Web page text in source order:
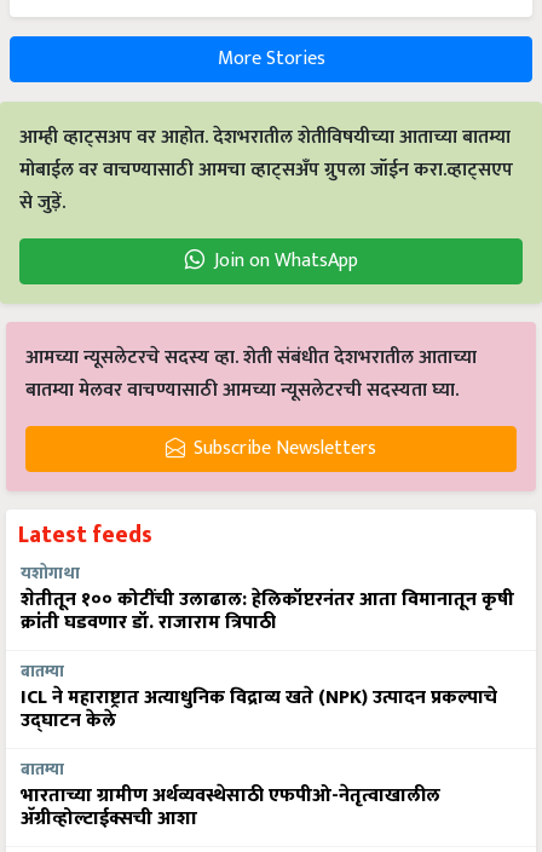
More Stories
आम्ही व्हाट्सअप वर आहोत. देशभरातील शेतीविषयीच्या आताच्या बातम्या
मोबाईल वर वाचण्यासाठी आमचा व्हाट्सअँप ग्रुपला जॉईन करा.व्हाट्सएप
से जुड़ें.
Join on WhatsApp
आमच्या न्यूसलेटरचे सदस्य व्हा. शेती संबंधीत देशभरातील आताच्या
बातम्या मेलवर वाचण्यासाठी आमच्या न्यूसलेटरची सदस्यता घ्या.
Subscribe Newsletters
Latest feeds
यशोगाथा
शेतीतून १०० कोटींची उलाढाल: हेलिकॉप्टरनंतर आता विमानातून कृषी
क्रांती घडवणार डॉ. राजाराम त्रिपाठी
बातम्या
ICL ने महाराष्ट्रात अत्याधुनिक विद्राव्य खते (NPK) उत्पादन प्रकल्पाचे
उद्घाटन केले
बातम्या
भारताच्या ग्रामीण अर्थव्यवस्थेसाठी एफपीओ-नेतृत्वाखालील
अ‍ॅग्रीव्होल्टाईक्सची आशा